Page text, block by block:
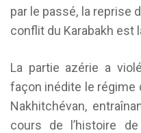
par le passé, la reprise
conflit du Karabakh est
La partie azérie a
façon inédite le régime
Nakhitchévan,
cours de l’histoire